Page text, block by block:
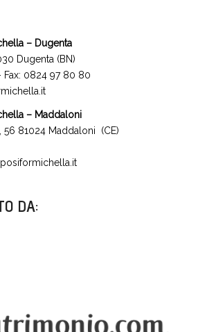
– Dugenta
Dugenta (BN)
Fax: 0824 97 80 80
– Maddaloni
56 81024 Maddaloni (CE)
DA: